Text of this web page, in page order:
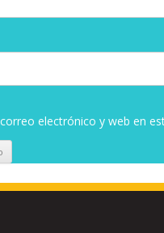
electrónico y web en